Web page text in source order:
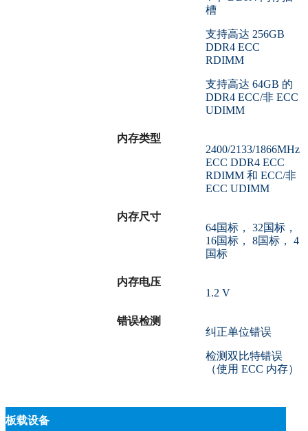
槽
支持高达 256GB
DDR4 ECC
RDIMM
支持高达 64GB 的
DDR4 ECC/非 ECC
UDIMM
内存类型
2400/2133/1866MHz
ECC DDR4 ECC
RDIMM 和 ECC/非
ECC UDIMM
内存尺寸
64国标， 32国标，
16国标， 8国标， 4
国标
内存电压
1.2 V
错误检测
纠正单位错误
检测双比特错误
（使用 ECC 内存）
板载设备